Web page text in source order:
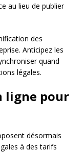
au lieu de publier
des
Anticipez les
quand
légales.
ligne pour
désormais
à des tarifs